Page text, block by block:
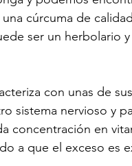
cúrcuma de
ser un herbolario
con unas de
sistema nervioso y
concentración en
a que el exceso es